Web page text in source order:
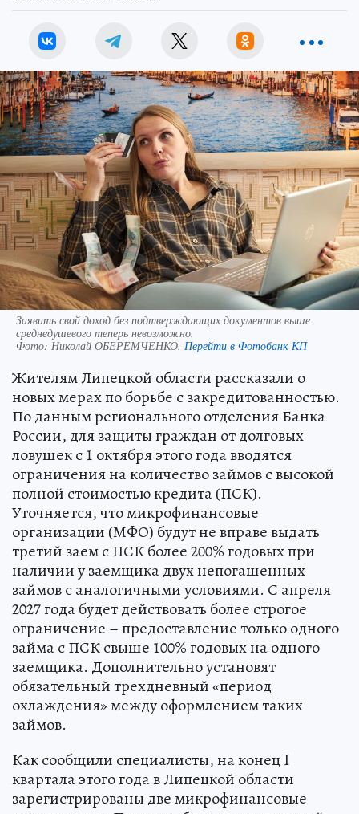
Заявить свой доход без подтверждающих документов выше
среднедушевого теперь невозможно.
Фото: Николай ОБЕРЕМЧЕНКО. Перейти в Фотобанк КП
Жителям Липецкой области рассказали о
новых мерах по борьбе с закредитованностью.
По данным регионального отделения Банка
России, для защиты граждан от долговых
ловушек с 1 октября этого года вводятся
ограничения на количество займов с высокой
полной стоимостью кредита (ПСК).
Уточняется, что микрофинансовые
организации (МФО) будут не вправе выдать
третий заем с ПСК более 200% годовых при
наличии у заемщика двух непогашенных
займов с аналогичными условиями. С апреля
2027 года будет действовать более строгое
ограничение – предоставление только одного
займа с ПСК свыше 100% годовых на одного
заемщика. Дополнительно установят
обязательный трехдневный «период
охлаждения» между оформлением таких
займов.
Как сообщили специалисты, на конец I
квартала этого года в Липецкой области
зарегистрированы две микрофинансовые